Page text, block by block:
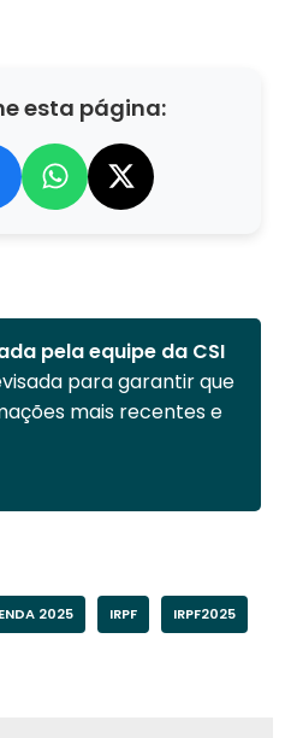
esta página:
pela equipe da CSI
para garantir que
mais recentes e
2025 IRPF IRPF2025